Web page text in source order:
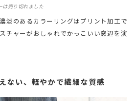
は売り切れました
淡のあるカラーリングはプリント加工で
チャーがおしゃれでかっこいい窓辺を演
ない、軽やかで繊細な質感